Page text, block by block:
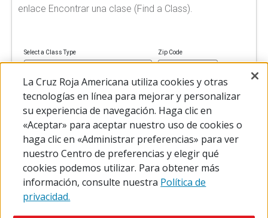
enlace Encontrar una clase (Find a Class).
Select a Class Type Zip Code
FIND A CLASS
La Cruz Roja Americana utiliza cookies y otras
tecnologías en línea para mejorar y personalizar
su experiencia de navegación. Haga clic en
«Aceptar» para aceptar nuestro uso de cookies o
haga clic en «Administrar preferencias» para ver
nuestro Centro de preferencias y elegir qué
cookies podemos utilizar. Para obtener más
información, consulte nuestra Política de
privacidad.